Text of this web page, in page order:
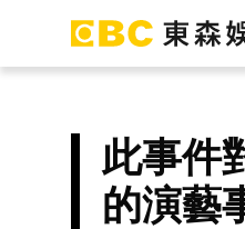
此事件
的演藝